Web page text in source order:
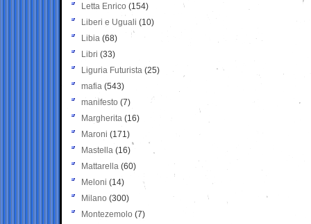
Letta Enrico (154)
Liberi e Uguali (10)
Libia (68)
Libri (33)
Liguria Futurista (25)
mafia (543)
manifesto (7)
Margherita (16)
Maroni (171)
Mastella (16)
Mattarella (60)
Meloni (14)
Milano (300)
Montezemolo (7)